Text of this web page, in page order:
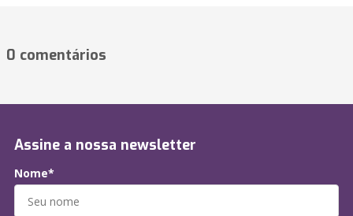
0 comentários
Assine a nossa newsletter
Nome*